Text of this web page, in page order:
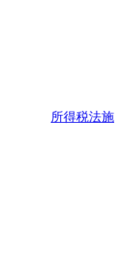
所得税法施